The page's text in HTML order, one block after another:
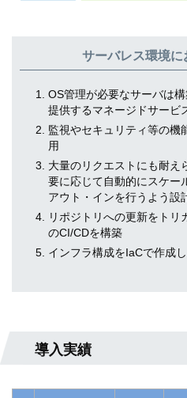
サーバレス環境に
OS管理が必要なサーバは
提供するマネージドサービ
監視やセキュリティ等の機
用
大量のリクエストにも耐え
要に応じて自動的にスケー
アウト・インを行うよう設
リポジトリへの更新をトリ
のCI/CDを構築
インフラ構成をIaCで作成
導入実績